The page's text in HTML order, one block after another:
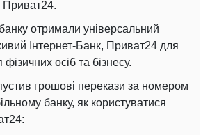
Приват24.
отримали універсальний
Інтернет-Банк, Приват24 для
осіб та бізнесу.
грошові перекази за номером
банку, як користуватися